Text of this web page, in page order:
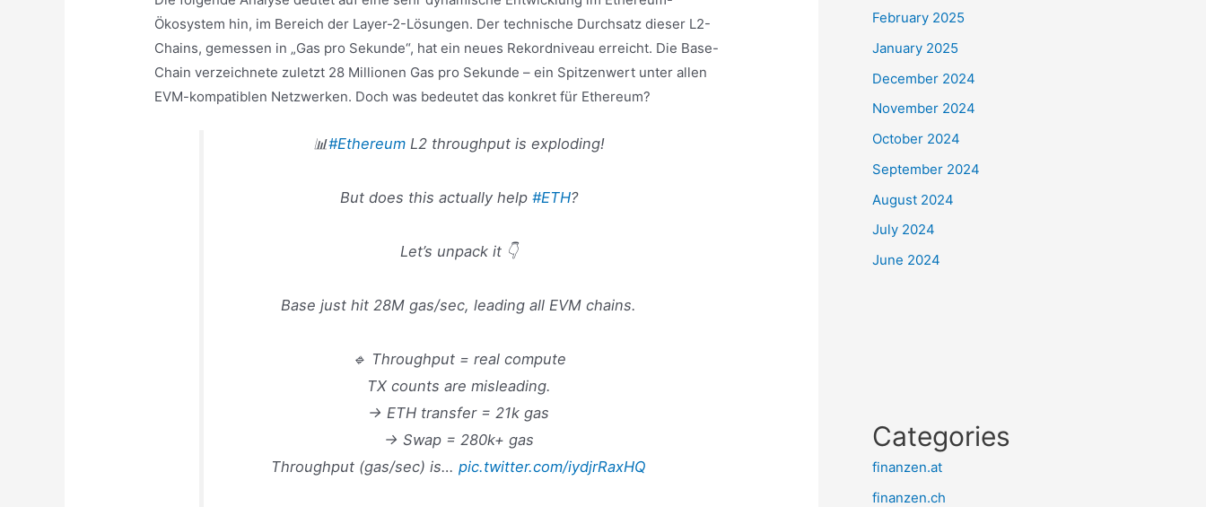
Ökosystem hin, im Bereich der Layer-2-Lösungen. Der technische Durchsatz dieser L2-
Chains, gemessen in „Gas pro Sekunde“, hat ein neues Rekordniveau erreicht. Die Base-
Chain verzeichnete zuletzt 28 Millionen Gas pro Sekunde – ein Spitzenwert unter allen
EVM-kompatiblen Netzwerken. Doch was bedeutet das konkret für Ethereum?
📊#EthereumL2 throughput is exploding!
But does this actually help #ETH?
Let’s unpack it 👇
Base just hit 28M gas/sec, leading all EVM chains.
🔹 Throughput = real compute
TX counts are misleading.
→ ETH transfer = 21k gas
→ Swap = 280k+ gas
Throughput (gas/sec) is… pic.twitter.com/iydjrRaxHQ
February 2025
January 2025
December 2024
November 2024
October 2024
September 2024
August 2024
July 2024
June 2024
Categories
finanzen.at
finanzen.ch